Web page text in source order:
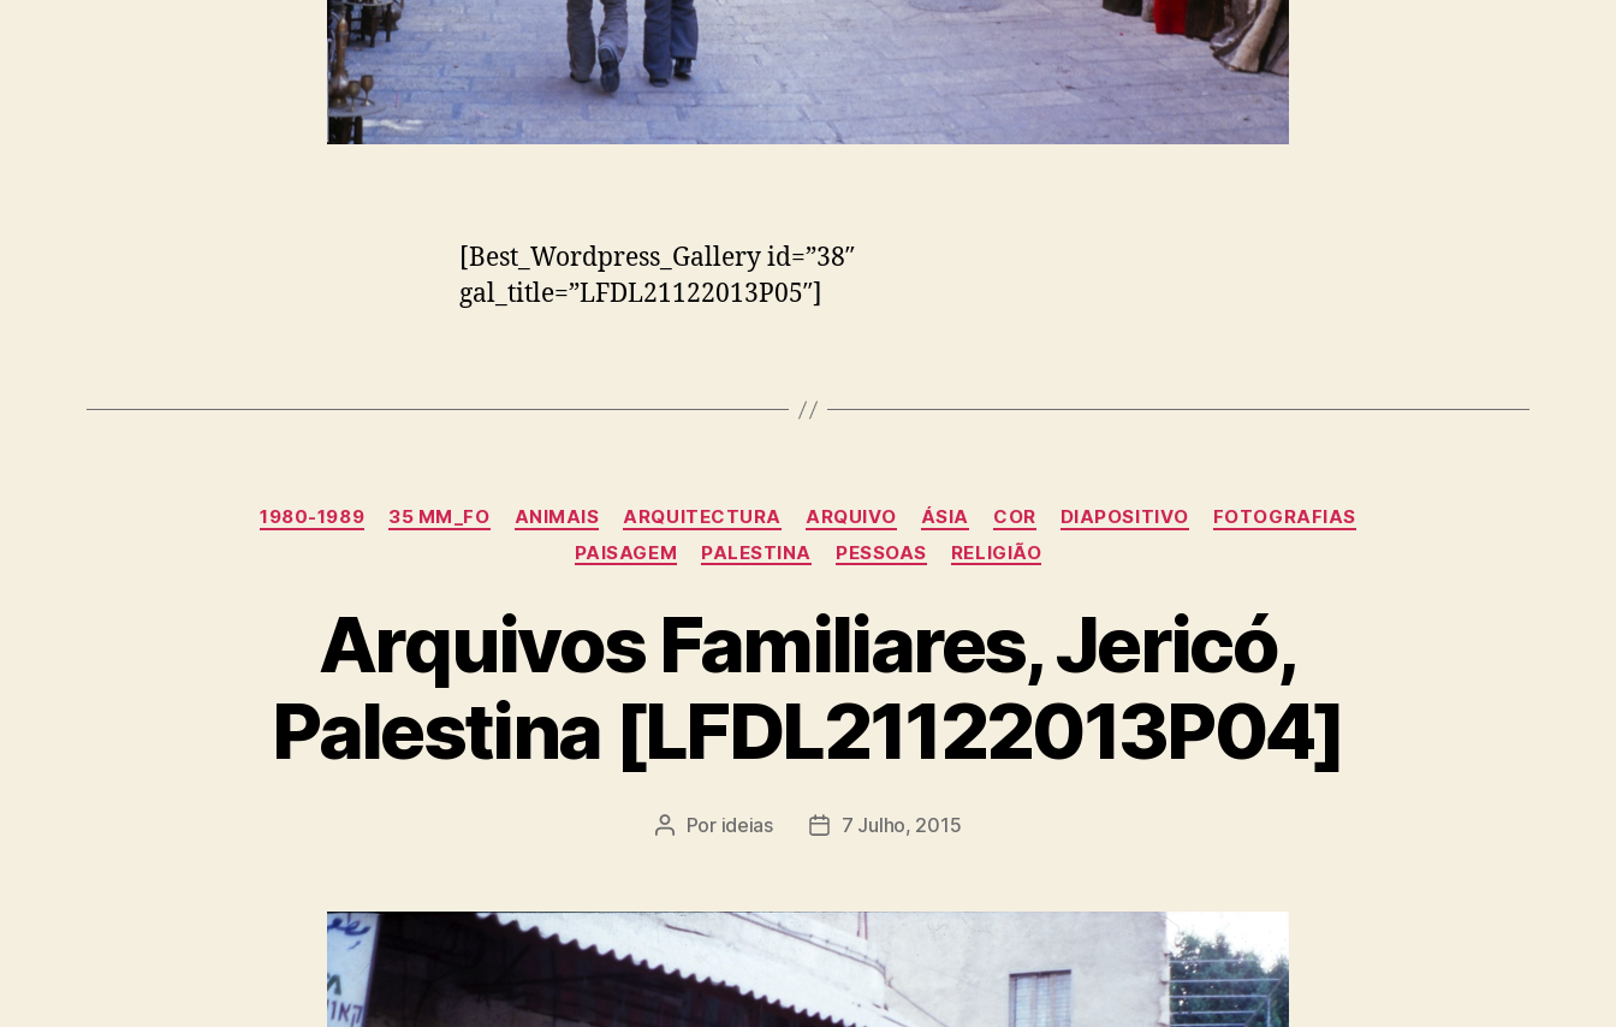
[Best_Wordpress_Gallery id=”38″
gal_title=”LFDL21122013P05″]
Categorias
1980-1989 35 MM_FO ANIMAIS ARQUITECTURA ARQUIVO ÁSIA COR DIAPOSITIVO
FOTOGRAFIAS
PAISAGEM
PALESTINA PESSOAS RELIGIÃO
Arquivos Familiares, Jericó,
Palestina [LFDL21122013P04]
Autor
Por ideias
Data7 Julho, 2015